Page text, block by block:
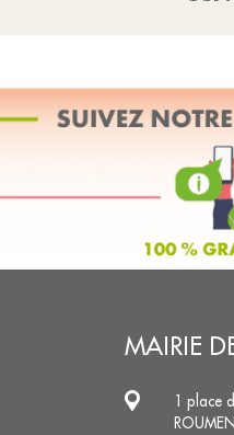
MAIRIE
1 place